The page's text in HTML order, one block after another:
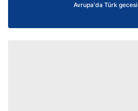
Avrupa'da Türk gecesi